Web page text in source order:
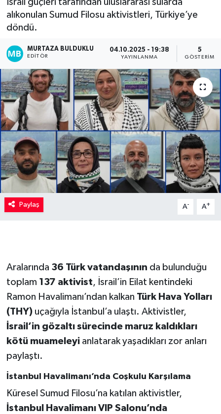
İsrail güçleri tarafından uluslararası sularda
alıkonulan Sumud Filosu aktivistleri, Türkiye’ye
döndü.
MURTAZA BULDUKLU
EDITÖR
04.10.2025 - 19:38
YAYINLANMA
5
GÖSTERIM
Paylaş A- A+
Aralarında 36 Türk vatandaşının da bulunduğu
toplam 137 aktivist, İsrail’in Eilat kentindeki
Ramon Havalimanı’ndan kalkan Türk Hava Yolları
(THY)uçağıyla İstanbul’a ulaştı. Aktivistler,
İsrail’in gözaltı sürecinde maruz kaldıkları
kötü muameleyianlatarak yaşadıkları zor anları
paylaştı.
İstanbul Havalimanı’nda Coşkulu Karşılama
Küresel Sumud Filosu’na katılan aktivistler,
İstanbul Havalimanı VIP Salonu’nda
Kadın
Yaşam